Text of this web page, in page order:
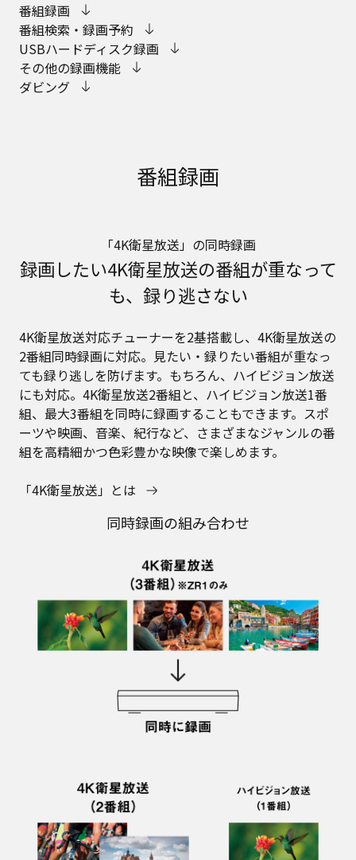
番組録画
番組検索・録画予約
USBハードディスク録画
その他の録画機能
ダビング
番組録画
「4K衛星放送」の同時録画
録画したい4K衛星放送の番組が重なって
も、録り逃さない
4K衛星放送対応チューナーを2基搭載し、4K衛星放送の
2番組同時録画に対応。見たい・録りたい番組が重なっ
ても録り逃しを防げます。もちろん、ハイビジョン放送
にも対応。4K衛星放送2番組と、ハイビジョン放送1番
組、最大3番組を同時に録画することもできます。スポ
ーツや映画、音楽、紀行など、さまざまなジャンルの番
組を高精細かつ色彩豊かな映像で楽しめます。
「4K衛星放送」とは
同時録画の組み合わせ